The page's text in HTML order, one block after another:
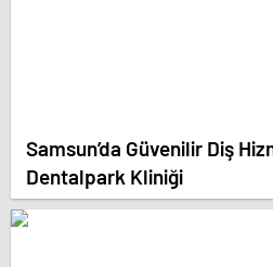
Samsun’da Güvenilir Diş
Dentalpark Kliniği